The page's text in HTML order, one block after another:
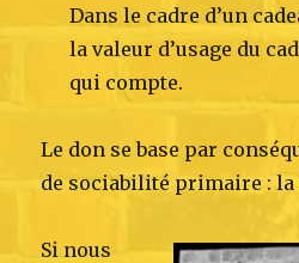
Dans le cadre d’un
la valeur d’usage du
qui compte.
Le don se base par
de sociabilité primaire :
Si nous